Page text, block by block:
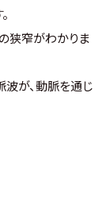
狭窄がわかりま
が、動脈を通じ